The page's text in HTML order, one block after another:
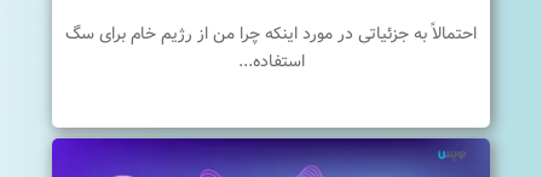
احتمالاً به جزئیاتی در مورد اینکه چرا من از رژیم خام برای سگ
استفاده...